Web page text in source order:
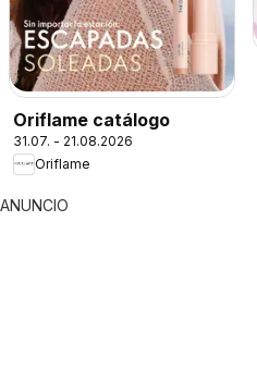
Oriflame catálogo
31.07. - 21.08.2026
Oriflame
ANUNCIO